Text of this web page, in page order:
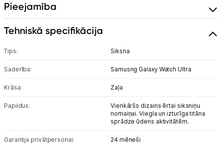
Kontakti
Pieejamība
Tehniskā specifikācija
Tips: Siksna
Saderība: Samusng Galaxy Watch Ultra
Krāsa: Zaļa
Papildus:
Vienkāršs dizains ērtai siksniņu
nomaiņai. Viegla un izturīga titāna
sprādze ūdens aktivitātēm.
Garantija privātpersonai: 24 mēneši